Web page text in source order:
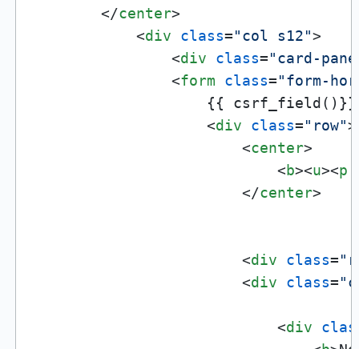
</center>
<div class="col s12">
<div class="card-
<form class="form-
                    {{ csrf_field()}}
<div class="row">
<center>
<b><u><p
</center>
<div class=
<div class=
<div